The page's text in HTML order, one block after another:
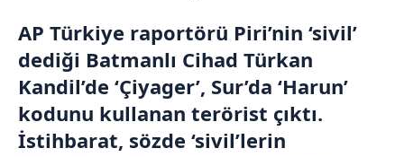
AP Türkiye raportörü Piri’nin ‘sivil’
dediği Batmanlı Cihad Türkan
Kandil’de ‘Çiyager’, Sur’da ‘Harun’
kodunu kullanan terörist çıktı.
İstihbarat, sözde ‘sivil’lerin